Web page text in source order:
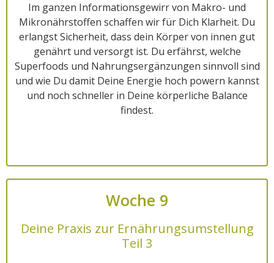
Im ganzen Informationsgewirr von Makro- und
Mikronährstoffen schaffen wir für Dich Klarheit. Du
erlangst Sicherheit, dass dein Körper von innen gut
genährt und versorgt ist. Du erfährst, welche
Superfoods und Nahrungsergänzungen sinnvoll sind
und wie Du damit Deine Energie hoch powern kannst
und noch schneller in Deine körperliche Balance
findest.
Woche 9
Deine Praxis zur Ernährungsumstellung
Teil 3